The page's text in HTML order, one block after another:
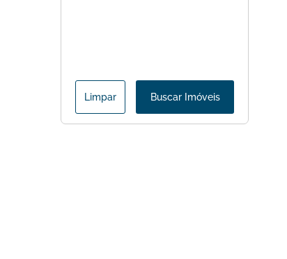
Limpar Buscar Imóveis